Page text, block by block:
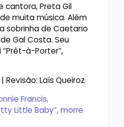
cantora, Preta Gil
muita música. Além
sobrinha de Caetano
Gal Costa. Seu
à-Porter”,
Revisão: Laís Queiroz
Francis,
Little Baby”, morre